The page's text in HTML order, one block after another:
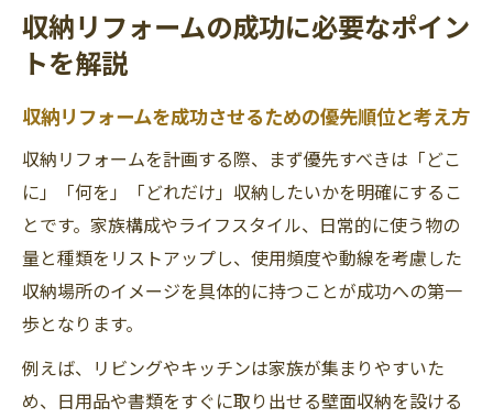
収納リフォームの成功に必要なポイン
トを解説
収納リフォームを成功させるための優先順位と考え方
収納リフォームを計画する際、まず優先すべきは「どこ
に」「何を」「どれだけ」収納したいかを明確にするこ
とです。家族構成やライフスタイル、日常的に使う物の
量と種類をリストアップし、使用頻度や動線を考慮した
収納場所のイメージを具体的に持つことが成功への第一
歩となります。
例えば、リビングやキッチンは家族が集まりやすいた
め、日用品や書類をすぐに取り出せる壁面収納を設ける